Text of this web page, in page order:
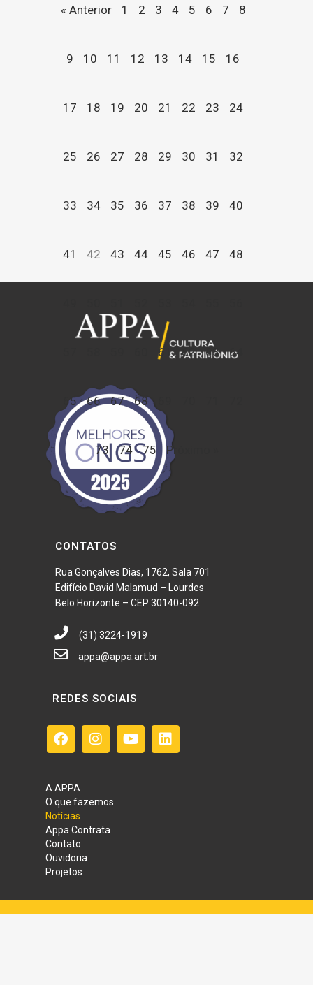
« Anterior 1 2 3 4 5 6 7 8
9 10 11 12 13 14 15 16
17 18 19 20 21 22 23 24
25 26 27 28 29 30 31 32
33 34 35 36 37 38 39 40
41 42 43 44 45 46 47 48
61 62 63 64
65 66 67 68
73 74 75 Próximo »
CONTATOS
Rua Gonçalves Dias, 1762, Sala 701
Edifício David Malamud – Lourdes
Belo Horizonte – CEP 30140-092
(31) 3224-1919
appa@appa.art.br
REDES SOCIAIS
A APPA
O que fazemos
Notícias
Appa Contrata
Contato
Ouvidoria
Projetos